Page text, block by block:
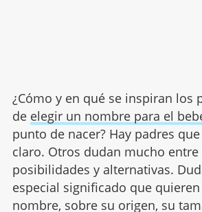
¿Cómo y en qué se inspiran los
de elegir un nombre para el
punto de nacer? Hay padres
claro. Otros dudan mucho
posibilidades y alternativas.
especial significado que
nombre, sobre su origen, su